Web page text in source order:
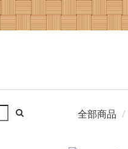
全部商品